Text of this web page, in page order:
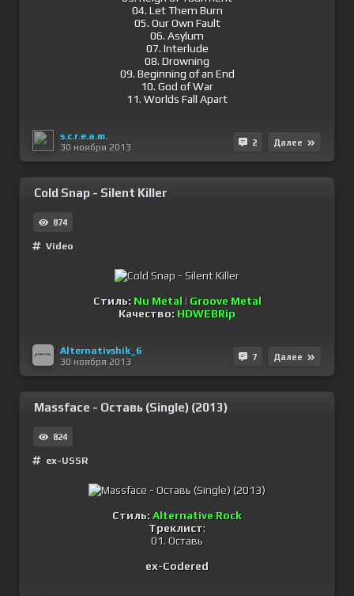
04. Let Them Burn
05. Our Own Fault
06. Asylum
07. Interlude
08. Drowning
09. Beginning of an End
10. God of War
11. Worlds Fall Apart
s.c.r.e.a.m.
30 ноября 2013
2 Далее
Cold Snap - Silent Killer
874
Video
Стиль: Nu Metal | Groove Metal
Качество: HDWEBRip
Alternativshik_6
30 ноября 2013
7 Далее
Massface - Оставь (Single) (2013)
824
ex-USSR
Стиль:Alternative Rock
Треклист:
01. Оставь
ex-Codered